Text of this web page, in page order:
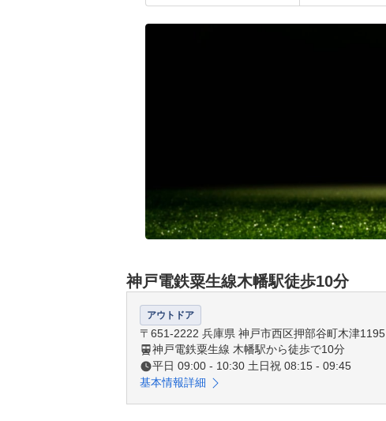
神戸電鉄粟生線木幡駅徒歩10分
アウトドア
〒651-2222 兵庫県 神戸市西区押部谷町木津1195
神戸電鉄粟生線 木幡駅から徒歩で10分
平日 09:00 - 10:30 土日祝 08:15 - 09:45
基本情報詳細